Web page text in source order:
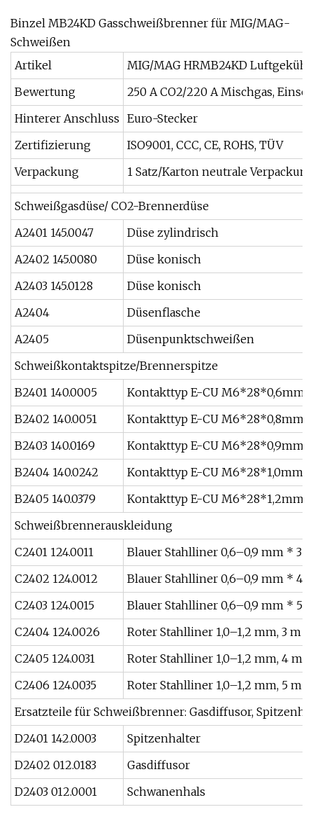
Binzel MB24KD Gasschweißbrenner für MIG/MAG-
Schweißen
Artikel
MIG/MAG HRMB24KD
Bewertung
250 A CO2/220 A Mischgas,
Hinterer Anschluss Euro-Stecker
Zertifizierung
ISO9001, CCC, CE, ROHS, TÜV
Verpackung
1 Satz/Karton neutrale
Schweißgasdüse/ CO2-Brennerdüse
A2401 145.0047
Düse zylindrisch
A2402 145.0080
Düse konisch
A2403 145.0128
Düse konisch
A2404
Düsenflasche
A2405
Düsenpunktschweißen
Schweißkontaktspitze/Brennerspitze
B2401 140.0005
Kontakttyp E-CU M6*28*0,6mm
B2402 140.0051
Kontakttyp E-CU M6*28*0,8mm
B2403 140.0169
Kontakttyp E-CU M6*28*0,9mm
B2404 140.0242
Kontakttyp E-CU M6*28*1,0mm
B2405 140.0379
Kontakttyp E-CU M6*28*1,2mm
Schweißbrennerauskleidung
C2401 124.0011
Blauer Stahlliner 0,6–0,9 mm * 3
C2402 124.0012
Blauer Stahlliner 0,6–0,9 mm * 4
C2403 124.0015
Blauer Stahlliner 0,6–0,9 mm * 5
C2404 124.0026
Roter Stahlliner 1,0–1,2 mm, 3 m
C2405 124.0031
Roter Stahlliner 1,0–1,2 mm, 4 m
C2406 124.0035
Roter Stahlliner 1,0–1,2 mm, 5 m
Ersatzteile für Schweißbrenner: Gasdiffusor,
D2401 142.0003
Spitzenhalter
D2402 012.0183
Gasdiffusor
D2403 012.0001
Schwanenhals